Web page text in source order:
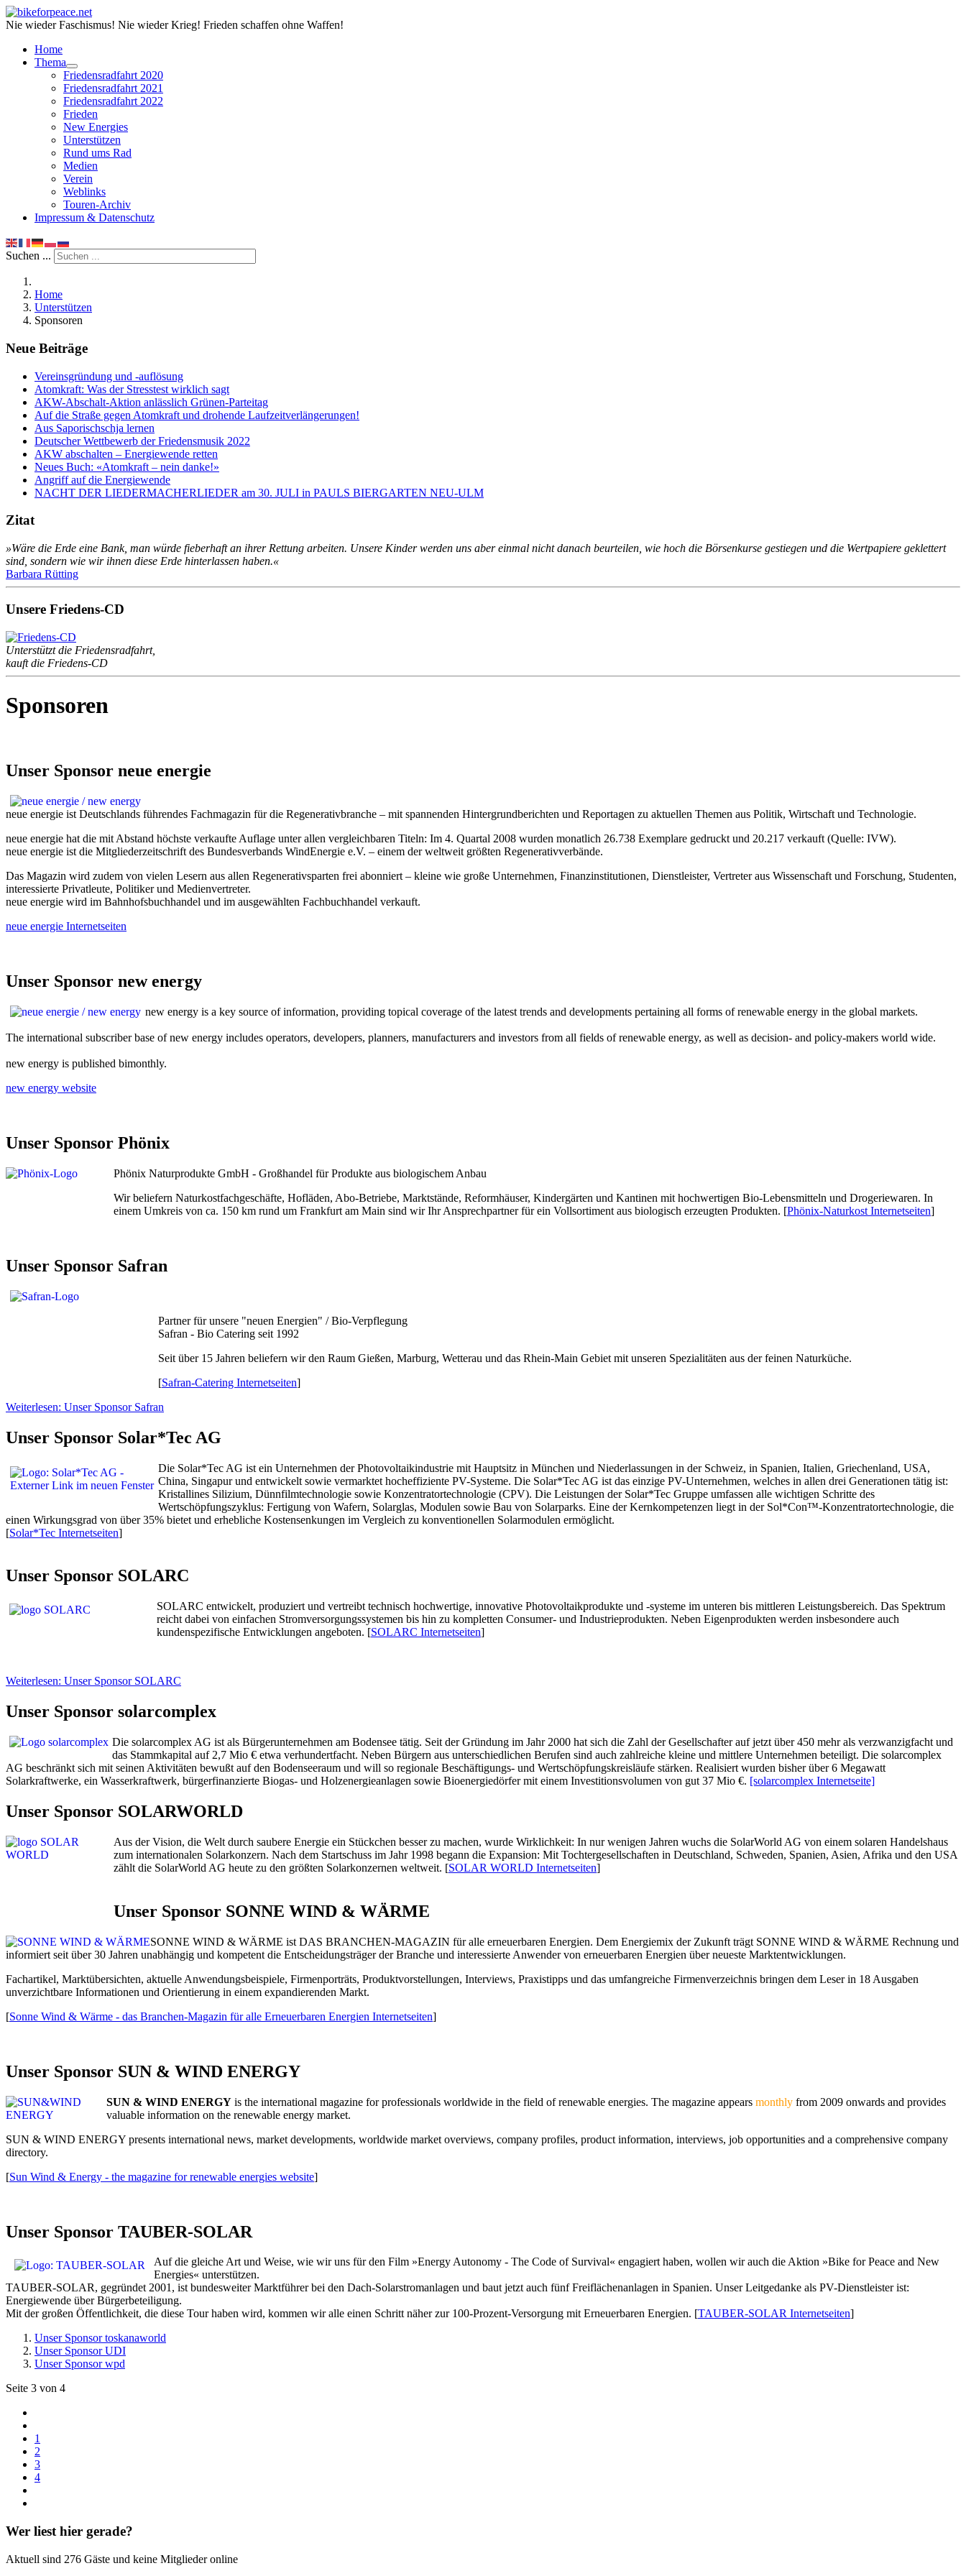
Nie wieder Faschismus! Nie wieder Krieg! Frieden schaffen ohne Waffen!
Home
Thema
Friedensradfahrt 2020
Friedensradfahrt 2021
Friedensradfahrt 2022
Frieden
New Energies
Unterstützen
Rund ums Rad
Medien
Verein
Weblinks
Touren-Archiv
Impressum & Datenschutz
Suchen ...
Home
Unterstützen
Sponsoren
Neue Beiträge
Vereinsgründung und -auflösung
Atomkraft: Was der Stresstest wirklich sagt
AKW-Abschalt-Aktion anlässlich Grünen-Parteitag
Auf die Straße gegen Atomkraft und drohende Laufzeitverlängerungen!
Aus Saporischschja lernen
Deutscher Wettbewerb der Friedensmusik 2022
AKW abschalten – Energiewende retten
Neues Buch: «Atomkraft – nein danke!»
Angriff auf die Energiewende
NACHT DER LIEDERMACHERLIEDER am 30. JULI in PAULS BIERGARTEN NEU-ULM
Zitat
»Wäre die Erde eine Bank, man würde fieberhaft an ihrer Rettung arbeiten. Unsere Kinder werden uns aber einmal nicht danach beurteilen, wie hoch die Börsenkurse gestiegen und die Wertpapiere geklettert
sind, sondern wie wir ihnen diese Erde hinterlassen haben.«
Barbara Rütting
Unsere Friedens-CD
Unterstützt die Friedensradfahrt,
kauft die Friedens-CD
Sponsoren
Unser Sponsor neue energie
neue energie ist Deutschlands führendes Fachmagazin für die Regenerativbranche – mit spannenden Hintergrundberichten und Reportagen zu aktuellen Themen aus Politik, Wirtschaft und Technologie.
neue energie hat die mit Abstand höchste verkaufte Auflage unter allen vergleichbaren Titeln: Im 4. Quartal 2008 wurden monatlich 26.738 Exemplare gedruckt und 20.217 verkauft (Quelle: IVW).
neue energie ist die Mitgliederzeitschrift des Bundesverbands WindEnergie e.V. – einem der weltweit größten Regenerativverbände.
Das Magazin wird zudem von vielen Lesern aus allen Regenerativsparten frei abonniert – kleine wie große Unternehmen, Finanzinstitutionen, Dienstleister, Vertreter aus Wissenschaft und Forschung, Studenten,
interessierte Privatleute, Politiker und Medienvertreter.
neue energie wird im Bahnhofsbuchhandel und im ausgewählten Fachbuchhandel verkauft.
neue energie Internetseiten
Unser Sponsor new energy
new energy is a key source of information, providing topical coverage of the latest trends and developments pertaining all forms of renewable energy in the global markets.
The international subscriber base of new energy includes operators, developers, planners, manufacturers and investors from all fields of renewable energy, as well as decision- and policy-makers world wide.
new energy is published bimonthly.
new energy website
Unser Sponsor Phönix
Phönix Naturprodukte GmbH - Großhandel für Produkte aus biologischem Anbau
Wir beliefern Naturkostfachgeschäfte, Hofläden, Abo-Betriebe, Marktstände, Reformhäuser, Kindergärten und Kantinen mit hochwertigen Bio-Lebensmitteln und Drogeriewaren. In
einem Umkreis von ca. 150 km rund um Frankfurt am Main sind wir Ihr Ansprechpartner für ein Vollsortiment aus biologisch erzeugten Produkten. [Phönix-Naturkost Internetseiten]
Unser Sponsor Safran
Partner für unsere "neuen Energien" / Bio-Verpflegung
Safran - Bio Catering seit 1992
Seit über 15 Jahren beliefern wir den Raum Gießen, Marburg, Wetterau und das Rhein-Main Gebiet mit unseren Spezialitäten aus der feinen Naturküche.
[Safran-Catering Internetseiten]
Weiterlesen: Unser Sponsor Safran
Unser Sponsor Solar*Tec AG
Die Solar*Tec AG ist ein Unternehmen der Photovoltaikindustrie mit Hauptsitz in München und Niederlassungen in der Schweiz, in Spanien, Italien, Griechenland, USA,
China, Singapur und entwickelt sowie vermarktet hocheffiziente PV-Systeme. Die Solar*Tec AG ist das einzige PV-Unternehmen, welches in allen drei Generationen tätig ist:
Kristallines Silizium, Dünnfilmtechnologie sowie Konzentratortechnologie (CPV). Die Leistungen der Solar*Tec Gruppe umfassen alle wichtigen Schritte des
Wertschöpfungszyklus: Fertigung von Wafern, Solarglas, Modulen sowie Bau von Solarparks. Eine der Kernkompetenzen liegt in der Sol*Con™-Konzentratortechnologie, die
einen Wirkungsgrad von über 35% bietet und erhebliche Kostensenkungen im Vergleich zu konventionellen Solarmodulen ermöglicht.
[Solar*Tec Internetseiten]
Unser Sponsor SOLARC
SOLARC entwickelt, produziert und vertreibt technisch hochwertige, innovative Photovoltaikprodukte und -systeme im unteren bis mittleren Leistungsbereich. Das Spektrum
reicht dabei von einfachen Stromversorgungssystemen bis hin zu kompletten Consumer- und Industrieprodukten. Neben Eigenprodukten werden insbesondere auch
kundenspezifische Entwicklungen angeboten. [SOLARC Internetseiten]
Weiterlesen: Unser Sponsor SOLARC
Unser Sponsor solarcomplex
Die solarcomplex AG ist als Bürgerunternehmen am Bodensee tätig. Seit der Gründung im Jahr 2000 hat sich die Zahl der Gesellschafter auf jetzt über 450 mehr als verzwanzigfacht und
das Stammkapital auf 2,7 Mio € etwa verhundertfacht. Neben Bürgern aus unterschiedlichen Berufen sind auch zahlreiche kleine und mittlere Unternehmen beteiligt. Die solarcomplex
AG beschränkt sich mit seinen Aktivitäten bewußt auf den Bodenseeraum und will so regionale Beschäftigungs- und Wertschöpfungskreisläufe stärken. Realisiert wurden bisher über 6 Megawatt
Solarkraftwerke, ein Wasserkraftwerk, bürgerfinanzierte Biogas- und Holzenergieanlagen sowie Bioenergiedörfer mit einem Investitionsvolumen von gut 37 Mio €. [solarcomplex Internetseite]
Unser Sponsor SOLARWORLD
Aus der Vision, die Welt durch saubere Energie ein Stückchen besser zu machen, wurde Wirklichkeit: In nur wenigen Jahren wuchs die SolarWorld AG von einem solaren Handelshaus
zum internationalen Solarkonzern. Nach dem Startschuss im Jahr 1998 begann die Expansion: Mit Tochtergesellschaften in Deutschland, Schweden, Spanien, Asien, Afrika und den USA
zählt die SolarWorld AG heute zu den größten Solarkonzernen weltweit. [SOLAR WORLD Internetseiten]
Unser Sponsor SONNE WIND & WÄRME
SONNE WIND & WÄRME ist DAS BRANCHEN-MAGAZIN für alle erneuerbaren Energien. Dem Energiemix der Zukunft trägt SONNE WIND & WÄRME Rechnung und
informiert seit über 30 Jahren unabhängig und kompetent die Entscheidungsträger der Branche und interessierte Anwender von erneuerbaren Energien über neueste Marktentwicklungen.
Fachartikel, Marktübersichten, aktuelle Anwendungsbeispiele, Firmenporträts, Produktvorstellungen, Interviews, Praxistipps und das umfangreiche Firmenverzeichnis bringen dem Leser in 18 Ausgaben
unverzichtbare Informationen und Orientierung in einem expandierenden Markt.
[Sonne Wind & Wärme - das Branchen-Magazin für alle Erneuerbaren Energien Internetseiten]
Unser Sponsor SUN & WIND ENERGY
SUN & WIND ENERGY is the international magazine for professionals worldwide in the field of renewable energies. The magazine appears monthly from 2009 onwards and provides
valuable information on the renewable energy market.
SUN & WIND ENERGY presents international news, market developments, worldwide market overviews, company profiles, product information, interviews, job opportunities and a comprehensive company
directory.
[Sun Wind & Energy - the magazine for renewable energies website]
Unser Sponsor TAUBER-SOLAR
Auf die gleiche Art und Weise, wie wir uns für den Film »Energy Autonomy - The Code of Survival« engagiert haben, wollen wir auch die Aktion »Bike for Peace and New
Energies« unterstützen.
TAUBER-SOLAR, gegründet 2001, ist bundesweiter Marktführer bei den Dach-Solarstromanlagen und baut jetzt auch fünf Freiflächenanlagen in Spanien. Unser Leitgedanke als PV-Dienstleister ist:
Energiewende über Bürgerbeteiligung.
Mit der großen Öffentlichkeit, die diese Tour haben wird, kommen wir alle einen Schritt näher zur 100-Prozent-Versorgung mit Erneuerbaren Energien. [TAUBER-SOLAR Internetseiten]
Unser Sponsor toskanaworld
Unser Sponsor UDI
Unser Sponsor wpd
Seite 3 von 4
1
2
3
4
Wer liest hier gerade?
Aktuell sind 276 Gäste und keine Mitglieder online